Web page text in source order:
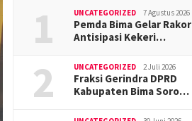
1 UNCATEGORIZED 7 Agustus 2026
Pemda Bima Gelar Rakor
Antisipasi Kekeri…
2 UNCATEGORIZED 2 Juli 2026
Fraksi Gerindra DPRD
Kabupaten Bima Soro…